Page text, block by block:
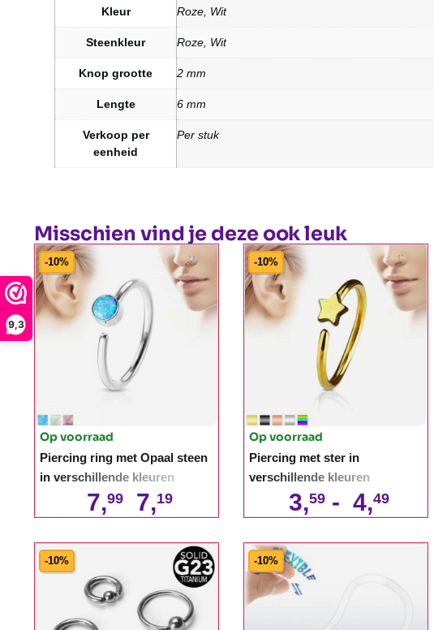
9,3
Kleur Roze, Wit
Steenkleur Roze, Wit
Knop grootte 2 mm
Lengte 6 mm
Verkoop per
eenheid
Per stuk
Misschien vind je deze ook leuk
-10%
Op voorraad
Piercing ring met Opaal steen
in verschillende kleuren
7,99 7,19
-10%
Op voorraad
Piercing met ster in
verschillende kleuren
3,59 - 4,49
-10% -10%